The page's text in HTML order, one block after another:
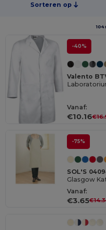
Sorteren op
104
-40%
Valento
Vanaf:
€10.16
-75%
SOL'S
Glasgow
Vanaf:
€3.65